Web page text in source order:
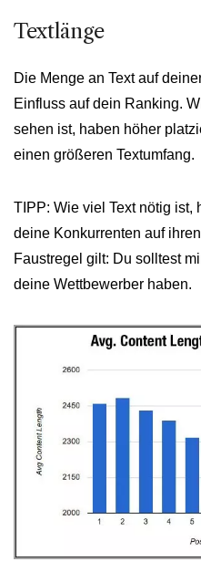
Textlänge
Die Menge an Text auf
Einfluss auf dein Ranking.
sehen ist, haben höher
einen größeren Textumfang.
TIPP: Wie viel Text nötig ist,
deine Konkurrenten auf
Faustregel gilt: Du solltest
deine Wettbewerber haben.